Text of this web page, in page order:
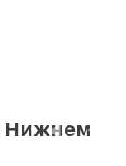
Нижнем